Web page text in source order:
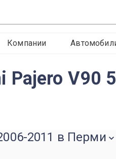
Компании
Pajero V90
2011 в Перми